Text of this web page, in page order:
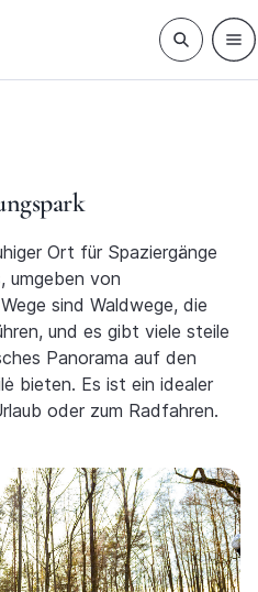
Ort für Spaziergänge
umgeben von
sind Waldwege, die
und es gibt viele steile
Panorama auf den
bieten. Es ist ein idealer
oder zum Radfahren.